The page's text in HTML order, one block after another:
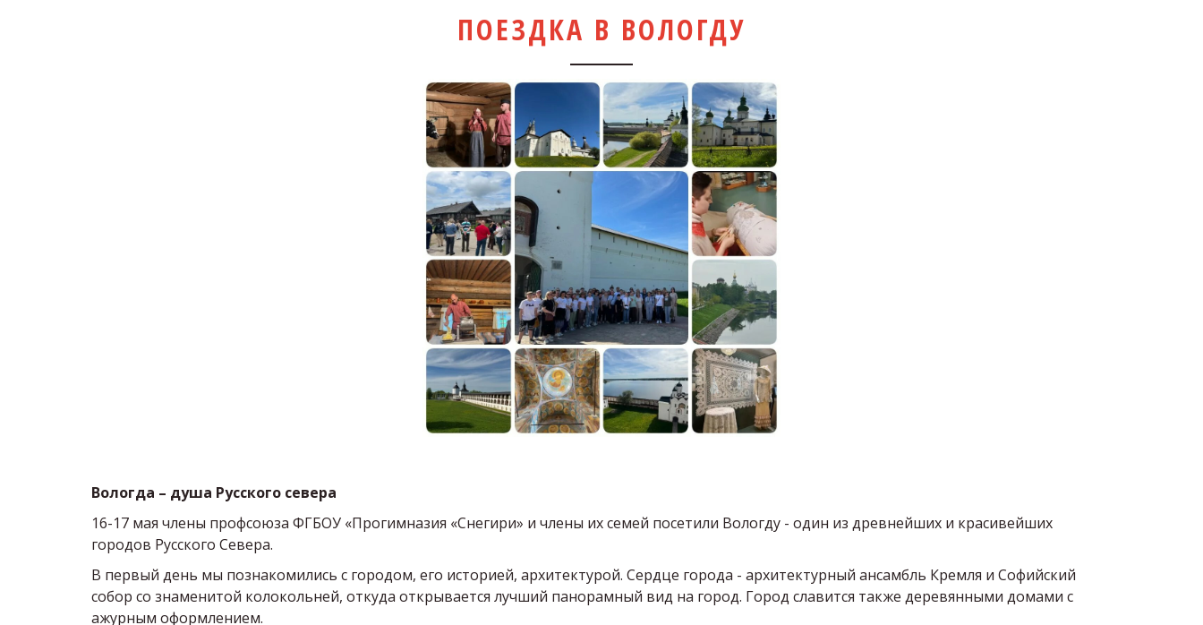
ПОЕЗДКА В ВОЛОГДУ
Вологда – душа Русского севера
16-17 мая члены профсоюза ФГБОУ «Прогимназия «Снегири» и члены их семей посетили Вологду - один из древнейших и красивейших
городов Русского Севера.
В первый день мы познакомились с городом, его историей, архитектурой. Сердце города - архитектурный ансамбль Кремля и Софийский
собор со знаменитой колокольней, откуда открывается лучший панорамный вид на город. Город славится также деревянными домами с
ажурным оформлением.